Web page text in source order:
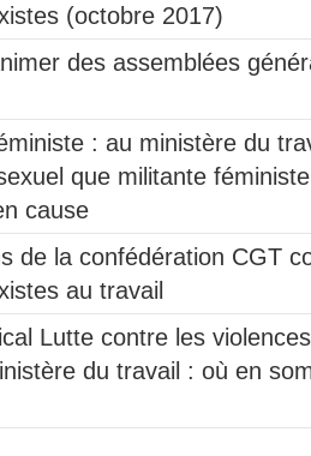
(octobre 2017)
des assemblées
: au ministère du
que militante
cause
de la confédération CGT
au travail
Lutte contre les
du travail : où en